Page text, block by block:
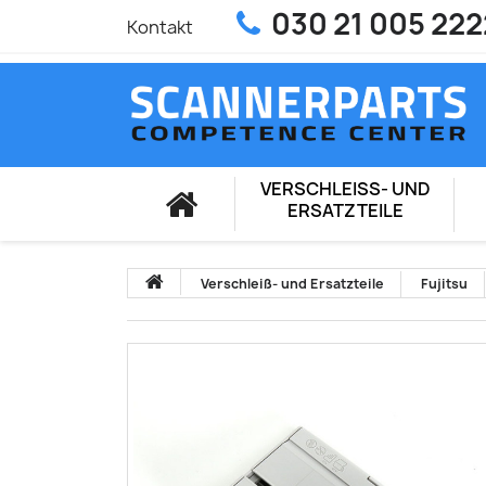
Kontakt 030 21 005
VERSCHLEISS- UND E
RSATZTEILE
Verschleiß- und Ersatzteile Fujitsu